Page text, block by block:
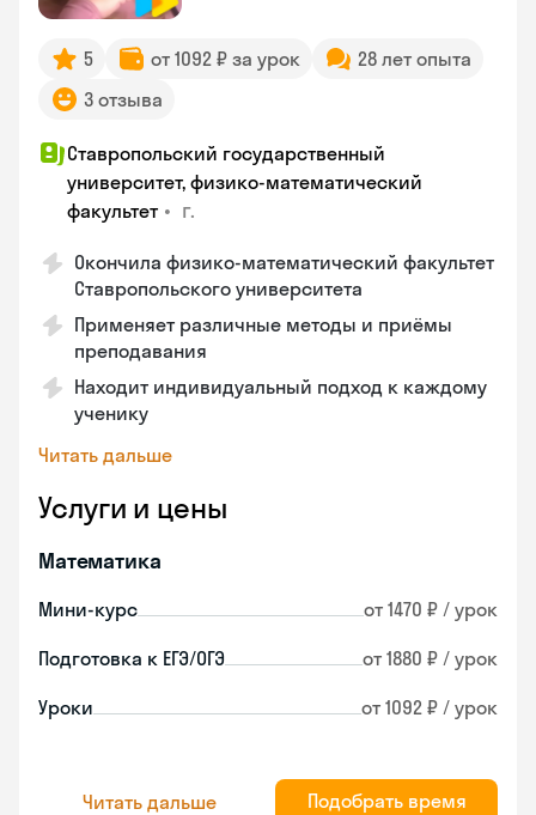
5 от 1092 ₽ за урок
28 лет опыта
3 отзыва
Ставропольский государственный
университет, физико-математический
факультет • г.
Окончила физико-математический факультет
Ставропольского университета
Применяет различные методы и приёмы
преподавания
Находит индивидуальный подход к каждому
ученику
Читать дальше
Услуги и цены
Математика
Мини-курс от 1470 ₽ / урок
Подготовка к ЕГЭ/ОГЭ от 1880 ₽ / урок
Уроки от 1092 ₽ / урок
Читать дальше Подобрать время